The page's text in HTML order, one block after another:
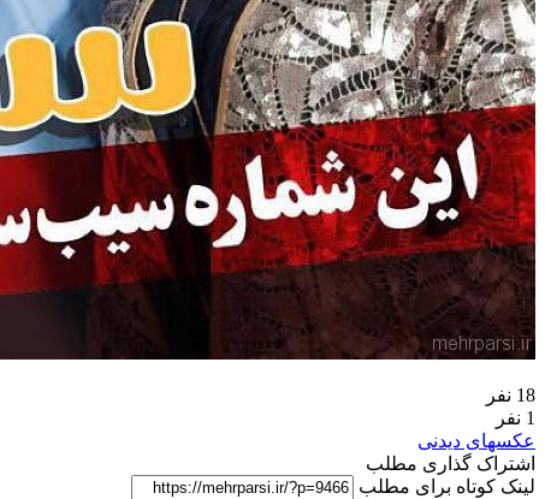
18 نفر
1 نفر
عکسهای دیدنی
اشتراک گذاری مطلب
لینک کوتاه برای مطلب